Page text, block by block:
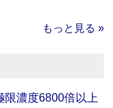
もっと見る »
限濃度6800倍以上